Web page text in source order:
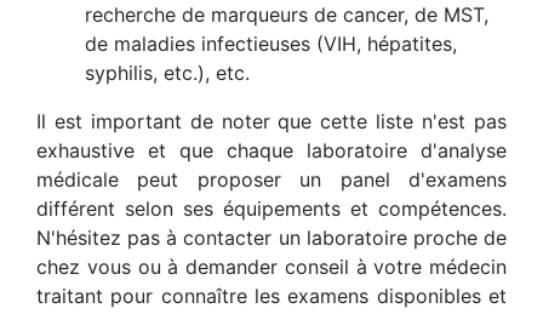
recherche de marqueurs de cancer, de MST,
de maladies infectieuses (VIH, hépatites,
syphilis, etc.), etc.
Il est important de noter que cette liste n'est pas
exhaustive et que chaque laboratoire d'analyse
médicale peut proposer un panel d'examens
différent selon ses équipements et compétences.
N'hésitez pas à contacter un laboratoire proche de
chez vous ou à demander conseil à votre médecin
traitant pour connaître les examens disponibles et